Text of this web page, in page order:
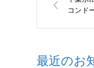
コンド
最近のお